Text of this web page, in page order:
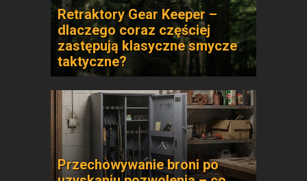
Retraktory Gear Keeper –
dlaczego coraz częściej
zastępują klasyczne smycze
taktyczne?
Przechowywanie broni po